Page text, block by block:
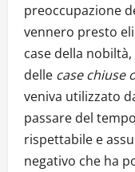
preoccupazione
vennero presto
case della
delle case chiuse
veniva utilizzato
passare del
rispettabile e
negativo che ha